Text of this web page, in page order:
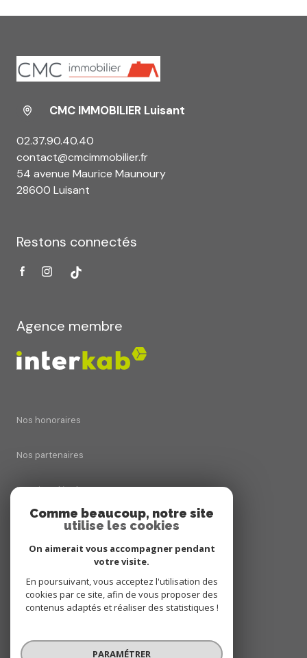
CMC IMMOBILIER Luisant
02.37.90.40.40
contact@cmcimmobilier.fr
54 avenue Maurice Maunoury
28600 Luisant
Restons connectés
Agence membre
Nos honoraires
Nos partenaires
Mentions légales
Cookies
© 2026 | Tous droits réservés
Comme beaucoup, notre site
utilise les cookies
On aimerait vous accompagner pendant
votre visite.
En poursuivant, vous acceptez l'utilisation des
cookies par ce site, afin de vous proposer des
contenus adaptés et réaliser des statistiques !
PARAMÉTRER